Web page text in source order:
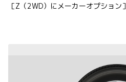
［Z（2WD）にメーカーオプション］